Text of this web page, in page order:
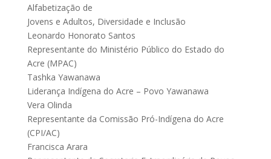
Alfabetização de
Jovens e Adultos, Diversidade e Inclusão
Leonardo Honorato Santos
Representante do Ministério Público do Estado do
Acre (MPAC)
Tashka Yawanawa
Liderança Indígena do Acre – Povo Yawanawa
Vera Olinda
Representante da Comissão Pró-Indígena do Acre
(CPI/AC)
Francisca Arara